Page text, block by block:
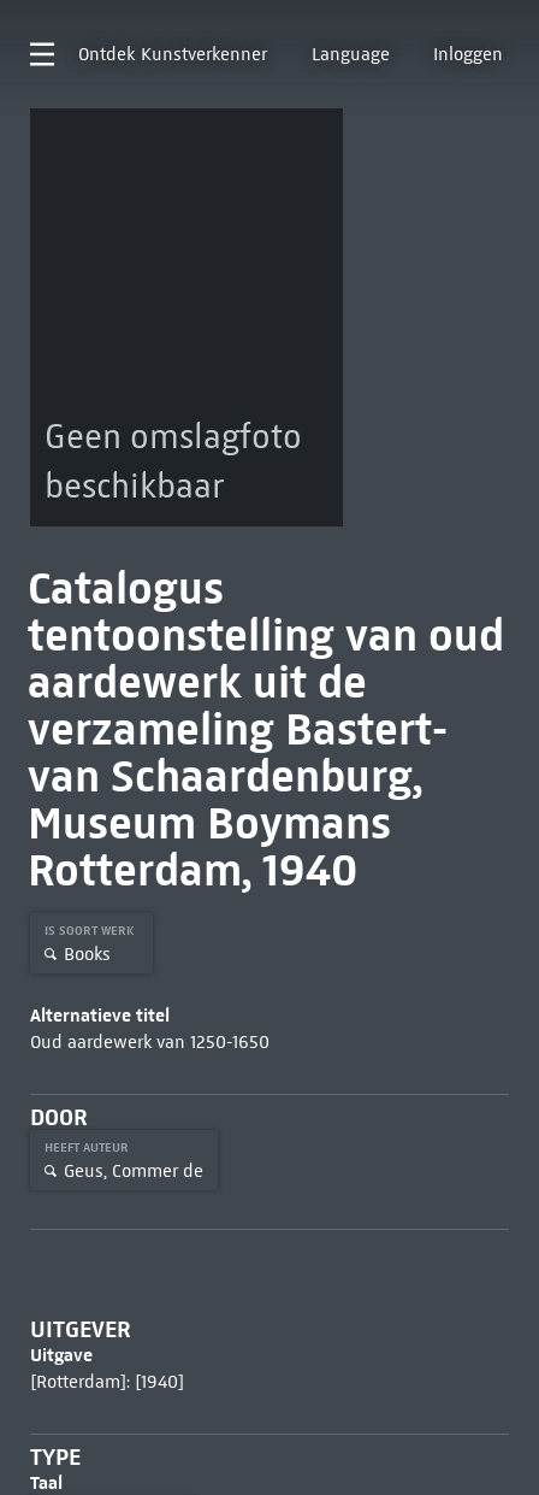
Ontdek Kunstverkenner Language Inloggen
Geen omslagfoto
beschikbaar
Catalogus
tentoonstelling van oud
aardewerk uit de
verzameling Bastert-
van Schaardenburg,
Museum Boymans
Rotterdam, 1940
IS SOORT WERK
Books
Alternatieve titel
Oud aardewerk van 1250-1650
DOOR
HEEFT AUTEUR
Geus, Commer de
UITGEVER
Uitgave
[Rotterdam]: [1940]
TYPE
Taal